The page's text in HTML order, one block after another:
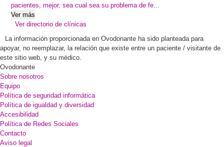
pacientes, mejor, sea cual sea su problema de fe...
Ver más
Ver directorio de clínicas
La información proporcionada en Ovodonante ha sido planteada para
apoyar, no reemplazar, la relación que existe entre un paciente / visitante de
este sitio web, y su médico.
Ovodonante
Sobre nosotros
Equipo
Política de seguridad informática
Política de igualdad y diversidad
Accesibilidad
Política de Redes Sociales
Contacto
Aviso legal